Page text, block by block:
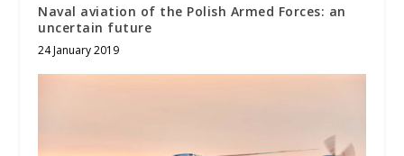
Naval aviation of the Polish Armed Forces: an
uncertain future
24 January 2019